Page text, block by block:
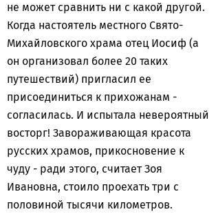
не может сравнить ни с какой другой.
Когда настоятель местного Свято-
Михайловского храма отец Иосиф (а
он организовал более 20 таких
путешествий) пригласил ее
присоединиться к прихожанам -
согласилась. И испытала невероятный
восторг! Завораживающая красота
русских храмов, прикосновение к
чуду - ради этого, считает Зоя
Ивановна, стоило проехать три с
половиной тысячи километров.